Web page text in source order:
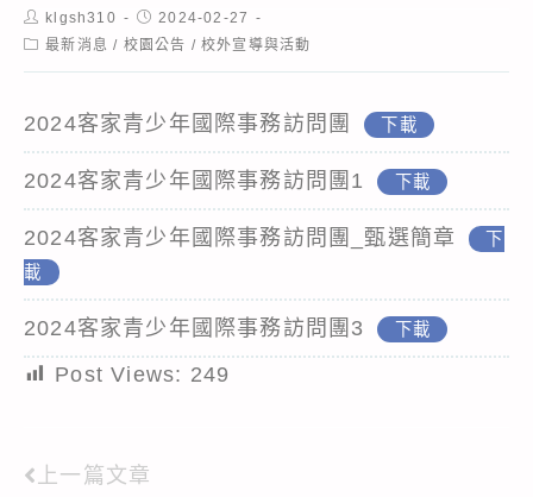
Post
author:
klgsh310
Post
published:
2024-02-27
Post最新消息 / 校園公告 / 校外宣導與活動
2024客家青少年國際事務訪問團 下載
2024客家青少年國際事務訪問團1 下載
2024客家青少年國際事務訪問團_甄選簡章
下
載
2024客家青少年國際事務訪問團3 下載
Post Views: 249
Read
上一篇文章